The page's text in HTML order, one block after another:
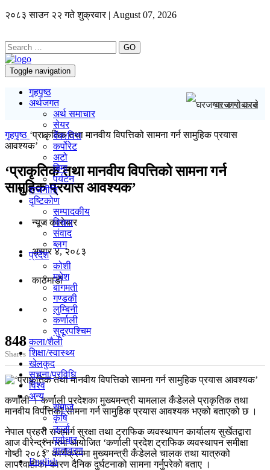
२०८३ साउन २२ गते शुक्रवार | August 07, 2026
GO
Toggle navigation
गृहपृष्ठ
अर्थजगत
अर्थ समाचार
सेयर
बैंक/वित्त
कर्पोरेट
अटो
बिमा
पर्यटन
राजनीति
दृष्टिकोण
सम्पादकीय
विचार
संवाद
ब्लग
प्रदेश
कोशी
मधेश
बागमती
गण्डकी
लुम्बिनी
कर्णाली
सुदूरपश्चिम
कला/शैली
शिक्षा/स्वास्थ्य
खेलकुद
सूचना/प्रविधि
विश्व
अन्य
समाज
कृषि
ऊर्जा
पूर्वाधार
वातावरण
English
घरजग्गा
गृहपृष्ठ ‘प्राकृतिक तथा मानवीय विपत्तिको सामना गर्न सामुहिक प्रयास
आवश्यक’
‘प्राकृतिक तथा मानवीय विपत्तिको सामना गर्न
सामुहिक प्रयास आवश्यक’
न्यूज काराेबार
असार ४, २०८३
काठमाडाैं
848
Shares
कर्णाली । कर्णाली प्रदेशका मुख्यमन्त्री यामलाल कँडेलले प्राकृतिक तथा
मानवीय विपत्तिको सामना गर्न सामुहिक प्रयास आवश्यक भएको बताएको छ ।
नेपाल प्रहरी राजमार्ग सुरक्षा तथा ट्राफिक व्यवस्थापन कार्यालय सुर्खेतद्वारा
आज वीरेन्द्रनगरमा आयोजित ‘कर्णाली प्रदेश ट्राफिक व्यवस्थापन समीक्षा
गोष्ठी २०८३’ कार्यक्रममा मुख्यमन्त्री कँडेलले चालक तथा यात्रुको
लापरवाहीका कारण दैनिक दुर्घटनाको सामना गर्नुपरेको बताए ।